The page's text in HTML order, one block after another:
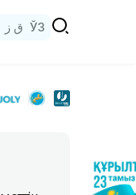
ق ز ЎЗ